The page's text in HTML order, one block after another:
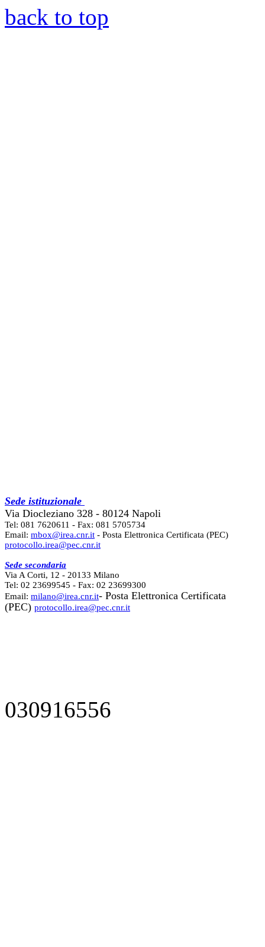
back to top
Sede istituzionale
Via Diocleziano 328 - 80124 Napoli
Tel: 081 7620611 - Fax: 081 5705734
Email: mbox@irea.cnr.it - Posta Elettronica Certificata (PEC)
protocollo.irea@pec.cnr.it
Sede secondaria
Via A Corti, 12 - 20133 Milano
Tel: 02 23699545 - Fax: 02 23699300
Email: milano@irea.cnr.it- Posta Elettronica Certificata
(PEC) protocollo.irea@pec.cnr.it
030916556